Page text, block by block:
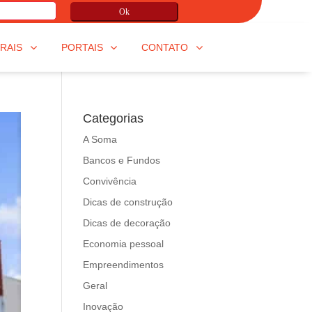
Ok
PORTAIS CONTATO
Categorias
A Soma
Bancos e Fundos
Convivência
Dicas de construção
Dicas de decoração
Economia pessoal
Empreendimentos
Geral
Inovação